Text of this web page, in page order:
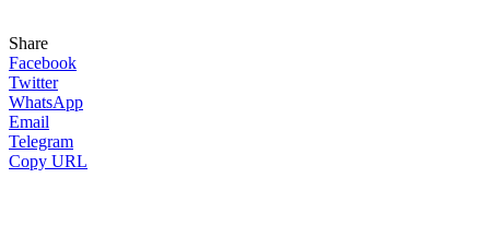
Share
Facebook
Twitter
WhatsApp
Email
Telegram
Copy URL